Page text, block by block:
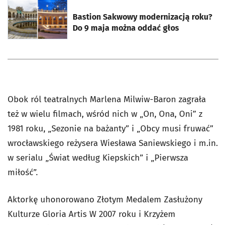
Bastion Sakwowy modernizacją roku?
Do 9 maja można oddać głos
otworzy się w nowej karcie
Obok ról teatralnych Marlena Milwiw-Baron zagrała
też w wielu filmach, wśród nich w „On, Ona, Oni” z
1981 roku, „Sezonie na bażanty” i „Obcy musi fruwać”
wrocławskiego reżysera Wiesława Saniewskiego i m.in.
w serialu „Świat według Kiepskich” i „Pierwsza
miłość”.
Aktorkę uhonorowano Złotym Medalem Zasłużony
Kulturze Gloria Artis W 2007 roku i Krzyżem